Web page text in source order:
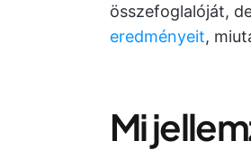
összefoglalóját,
eredményeit,
Mi